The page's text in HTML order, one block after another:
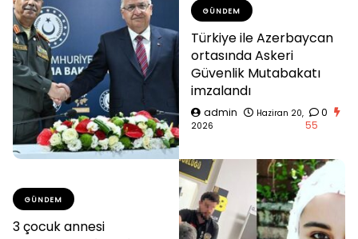
GÜNDEM
Türkiye ile Azerbaycan
ortasında Askeri
Güvenlik Mutabakatı
imzalandı
admin
Haziran 20,
2026
0
55
GÜNDEM
3 çocuk annesi